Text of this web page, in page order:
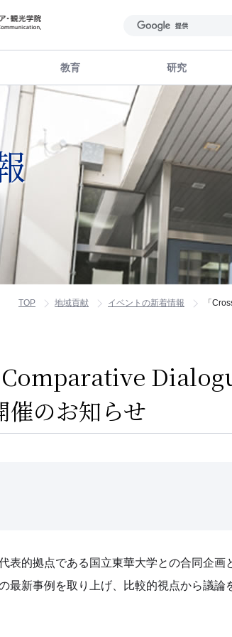
教育 研究
TOP 地域貢献 イベントの新着情報 「
Comparative
のお知らせ
表的拠点である国立東華大学との合同企画
新事例を取り上げ、比較的視点から議論